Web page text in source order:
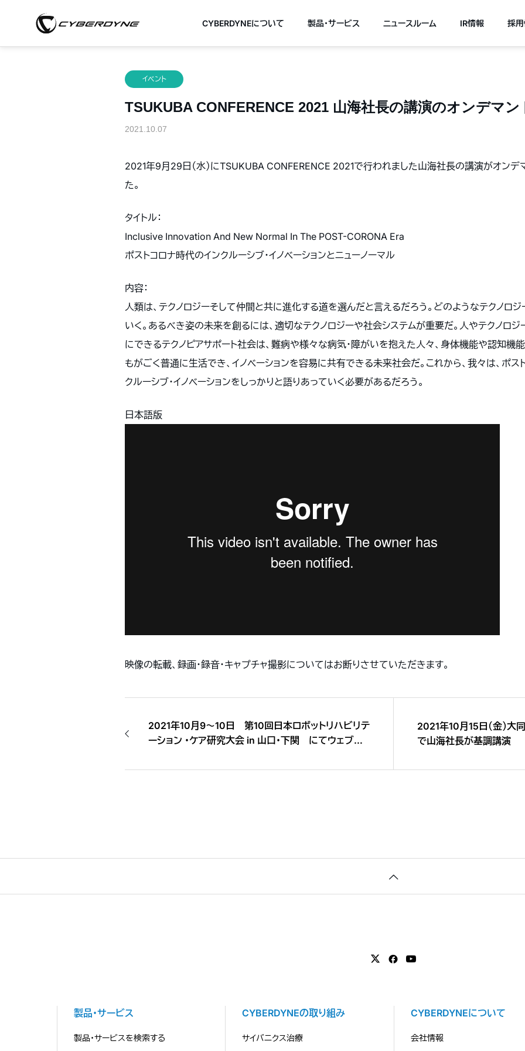
CYBERDYNEについて 製品・サービス ニュースルーム IR情報 採
イベント
TSUKUBA CONFERENCE 2021 山海社長の講演のオンデマン
2021.10.07
2021年9月29日（水）にTSUKUBA CONFERENCE 2021で行われました山海社長の講演がオンデ
た。
タイトル：
Inclusive Innovation And New Normal In The POST-CORONA Era
ポストコロナ時代のインクルーシブ・イノベーションとニューノーマル
内容：
人類は、テクノロジーそして仲間と共に進化する道を選んだと言えるだろう。どのようなテクノロ
いく。あるべき姿の未来を創るには、適切なテクノロジーや社会システムが重要だ。人やテクノロ
にできるテクノピアサポート社会は、難病や様々な病気・障がいを抱えた人々、身体機能や認知機
もがごく普通に生活でき、イノベーションを容易に共有できる未来社会だ。これから、我々は、ポス
クルーシブ・イノベーションをしっかりと語りあっていく必要があるだろう。
日本語版
映像の転載、録画・録音・キャプチャ撮影についてはお断りさせていただきます。
2021年10月9〜10日 第10回日本ロボットリハビリテ
ーション ・ケア研究大会 in 山口・下関 にてウェブ展
2021年10月15日（金）大
で山海社長が基調講演
製品・サービス
製品・サービスを検索する
CYBERDYNEの取り組み
サイバニクス治療
CYBERDYNEについて
会社情報